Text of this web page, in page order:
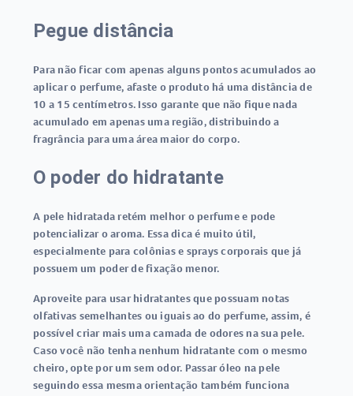
Pegue distância
Para não ficar com apenas alguns pontos acumulados ao
aplicar o perfume, afaste o produto há uma distância de
10 a 15 centímetros. Isso garante que não fique nada
acumulado em apenas uma região, distribuindo a
fragrância para uma área maior do corpo.
O poder do hidratante
A pele hidratada retém melhor o perfume e pode
potencializar o aroma. Essa dica é muito útil,
especialmente para colônias e sprays corporais que já
possuem um poder de fixação menor.
Aproveite para usar hidratantes que possuam notas
olfativas semelhantes ou iguais ao do perfume, assim, é
possível criar mais uma camada de odores na sua pele.
Caso você não tenha nenhum hidratante com o mesmo
cheiro, opte por um sem odor. Passar óleo na pele
seguindo essa mesma orientação também funciona